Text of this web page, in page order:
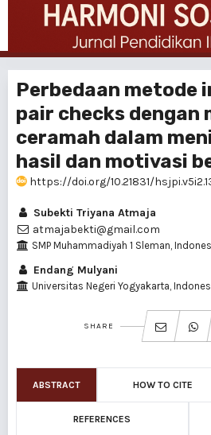
Perbedaan metode
pair checks dengan
ceramah dalam
hasil dan motivasi
https://doi.org/10.21831/
Subekti Triyana Atmaja
atmajabekti@gmail.com
SMP Muhammadiyah 1 Sleman,
Endang Mulyani
Universitas Negeri Yogyakarta,
SHARE
ABSTRACT HOW TO CITE
REFERENCES